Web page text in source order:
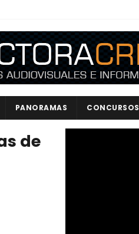
PANORAMAS CONCURSOS
de